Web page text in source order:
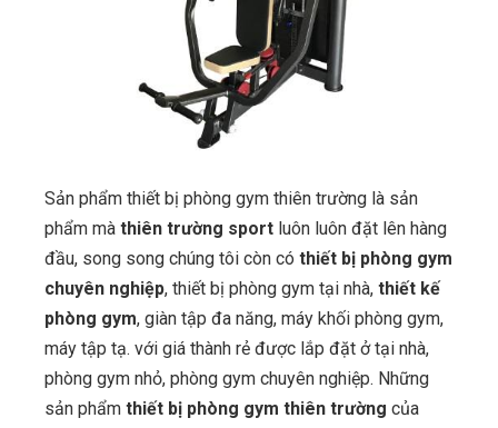
Sản phẩm thiết bị phòng gym thiên trường là sản
phẩm mà thiên trường sport luôn luôn đặt lên hàng
đầu, song song chúng tôi còn có thiết bị phòng gym
chuyên nghiệp, thiết bị phòng gym tại nhà, thiết kế
phòng gym, giàn tập đa năng, máy khối phòng gym,
máy tập tạ. với giá thành rẻ được lắp đặt ở tại nhà,
phòng gym nhỏ, phòng gym chuyên nghiệp. Những
sản phẩm thiết bị phòng gym thiên trường của